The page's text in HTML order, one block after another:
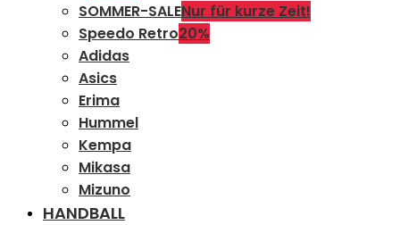
SOMMER-SALENur für kurze Zeit!
Speedo Retro20%
Adidas
Asics
Erima
Hummel
Kempa
Mikasa
Mizuno
HANDBALL